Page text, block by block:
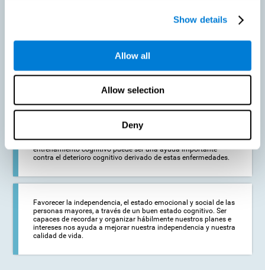
Show details
Allow all
Allow selection
Deny
la disminución de la actividad cognitiva puede favorecer la
adulto mayor.
comenzando a sufrir alguna patología cognitiva. Las
enfermedades neurodegenerativas, como el Parkinson o el
Alzheimer, no tienen cura. No obstante, un adecuado
entrenamiento cognitivo puede ser una ayuda importante
contra el deterioro cognitivo derivado de estas enfermedades.
Favorecer la independencia, el estado emocional y social de las
personas mayores, a través de un buen estado cognitivo. Ser
capaces de recordar y organizar hábilmente nuestros planes e
intereses nos ayuda a mejorar nuestra independencia y nuestra
calidad de vida.